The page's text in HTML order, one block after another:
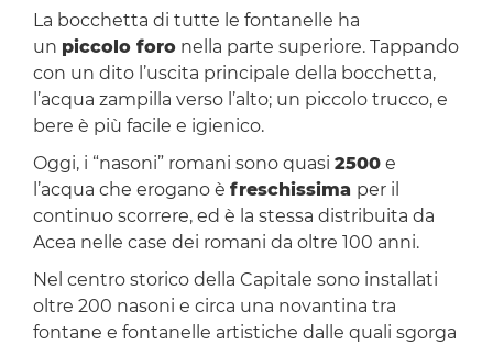
La bocchetta di tutte le fontanelle ha
un piccolo foronella parte superiore. Tappando
con un dito l’uscita principale della bocchetta,
l’acqua zampilla verso l’alto; un piccolo trucco, e
bere è più facile e igienico.
Oggi, i “nasoni” romani sono quasi 2500e
l’acqua che erogano è freschissima per il
continuo scorrere, ed è la stessa distribuita da
Acea nelle case dei romani da oltre 100 anni.
Nel centro storico della Capitale sono installati
oltre 200 nasoni e circa una novantina tra
fontane e fontanelle artistiche dalle quali sgorga